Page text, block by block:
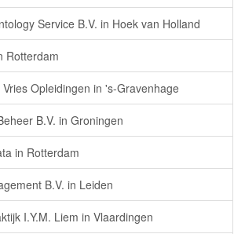
Service B.V. in Hoek van Holland
Rotterdam
Opleidingen in 's-Gravenhage
B.V. in Groningen
in Rotterdam
B.V. in Leiden
I.Y.M. Liem in Vlaardingen